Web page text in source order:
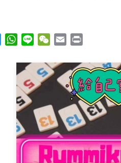
TwitterWhatsApp
Line WeChat
Email